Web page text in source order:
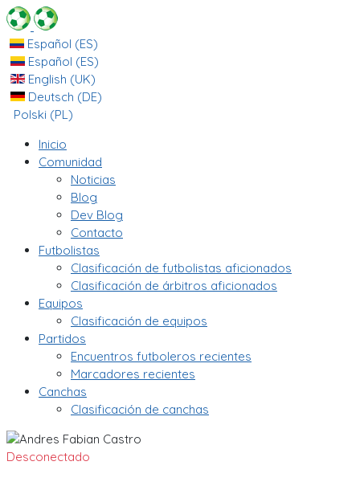
Español (ES)
Español (ES)
English (UK)
Deutsch (DE)
Polski (PL)
Inicio
Comunidad
Noticias
Blog
Dev Blog
Contacto
Futbolistas
Clasificación de futbolistas aficionados
Clasificación de árbitros aficionados
Equipos
Clasificación de equipos
Partidos
Encuentros futboleros recientes
Marcadores recientes
Canchas
Clasificación de canchas
Desconectado